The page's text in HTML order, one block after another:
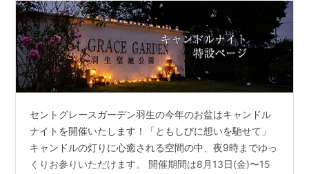
セントグレースガーデン羽生の今年のお盆はキャンドル
ナイトを開催いたします！「ともしびに想いを馳せて」
キャンドルの灯りに心癒される空間の中、夜9時までゆっ
くりお参りいただけます。 開催期間は8月13日(金)〜15